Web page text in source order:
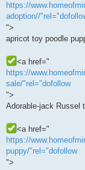
https://
adoption//
">
apricot toy poodle
<a href="
https://
sale/"rel="dofollow
">
Adorable-jack Russel
<a href="
https://
puppy/"rel="dofollow
">